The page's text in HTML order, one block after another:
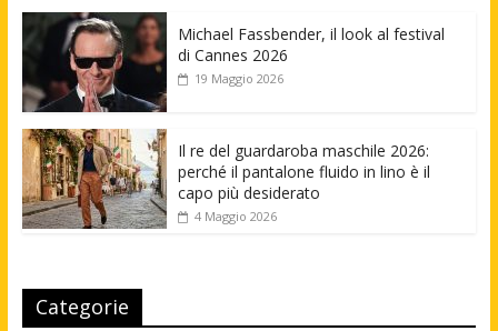
Michael Fassbender, il look al festival
di Cannes 2026
19 Maggio 2026
Il re del guardaroba maschile 2026:
perché il pantalone fluido in lino è il
capo più desiderato
4 Maggio 2026
Categorie